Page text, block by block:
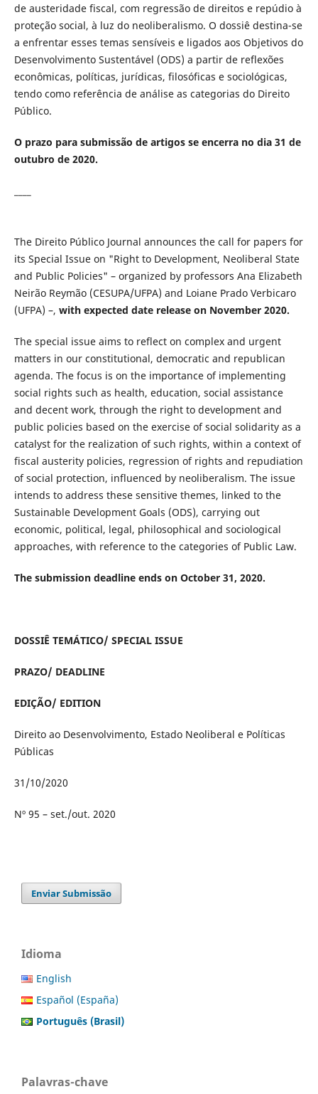
de austeridade fiscal, com regressão de direitos e repúdio à
proteção social, à luz do neoliberalismo. O dossiê destina-se
a enfrentar esses temas sensíveis e ligados aos Objetivos do
Desenvolvimento Sustentável (ODS) a partir de reflexões
econômicas, políticas, jurídicas, filosóficas e sociológicas,
tendo como referência de análise as categorias do Direito
Público.
O prazo para submissão de artigos se encerra no dia 31 de
outubro de 2020.
The Direito Público Journal announces the call for papers for
its Special Issue on "Right to Development, Neoliberal State
and Public Policies" – organized by professors Ana Elizabeth
Neirão Reymão (CESUPA/UFPA) and Loiane Prado Verbicaro
(UFPA) –, with expected date release on November 2020.
The special issue aims to reflect on complex and urgent
matters in our constitutional, democratic and republican
agenda. The focus is on the importance of implementing
social rights such as health, education, social assistance
and decent work, through the right to development and
public policies based on the exercise of social solidarity as a
catalyst for the realization of such rights, within a context of
fiscal austerity policies, regression of rights and repudiation
of social protection, influenced by neoliberalism. The issue
intends to address these sensitive themes, linked to the
Sustainable Development Goals (ODS), carrying out
economic, political, legal, philosophical and sociological
approaches, with reference to the categories of Public Law.
The submission deadline ends on October 31, 2020.
DOSSIÊ TEMÁTICO/ SPECIAL ISSUE
PRAZO/ DEADLINE
EDIÇÃO/ EDITION
Direito ao Desenvolvimento, Estado Neoliberal e Políticas
Públicas
31/10/2020
Nº 95 – set./out. 2020
Enviar Submissão
Idioma
English
Español (España)
Português (Brasil)
Palavras-chave